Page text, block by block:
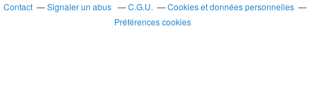
Contact
Signaler un abus C.G.U.
Cookies et données personnelles
Préférences cookies